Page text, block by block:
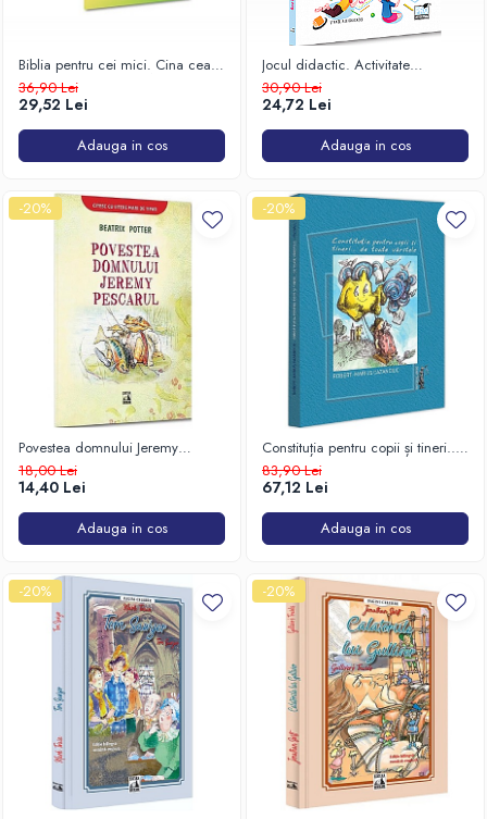
Biblia pentru cei mici. Cina cea
de taină, Răstignirea, Învierea
36,90 Lei
29,52 Lei
Adauga in cos
Jocul didactic. Activitate
complexă de învățare
30,90 Lei
24,72 Lei
Adauga in cos
-20%
Povestea domnului Jeremy
pescarul
18,00 Lei
14,40 Lei
Adauga in cos
-20%
Constituția pentru copii și tineri...
de toate vârstele
83,90 Lei
67,12 Lei
Adauga in cos
-20% -20%